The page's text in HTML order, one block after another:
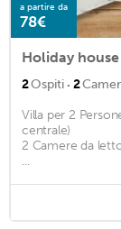
a partire da
78€
Holiday
2Ospiti · 2
Villa per 2
centrale)
2 Camere da
...